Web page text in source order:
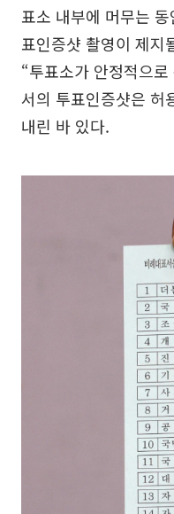
표소 내부에 머무는
표인증샷 촬영이 제지
“투표소가 안정적으
서의 투표인증샷은 허
내린 바 있다.